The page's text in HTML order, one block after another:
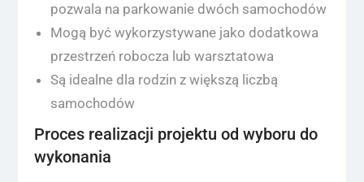
pozwala na parkowanie dwóch samochodów
Mogą być wykorzystywane jako dodatkowa
przestrzeń robocza lub warsztatowa
Są idealne dla rodzin z większą liczbą
samochodów
Proces realizacji projektu od wyboru do
wykonania